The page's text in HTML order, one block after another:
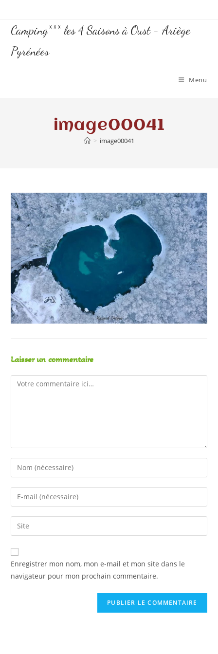
Camping*** les 4 Saisons à Oust - Ariège
Pyrénées
Menu
image00041
> image00041
Laisser un commentaire
Enregistrer mon nom, mon e-mail et mon site dans le
navigateur pour mon prochain commentaire.